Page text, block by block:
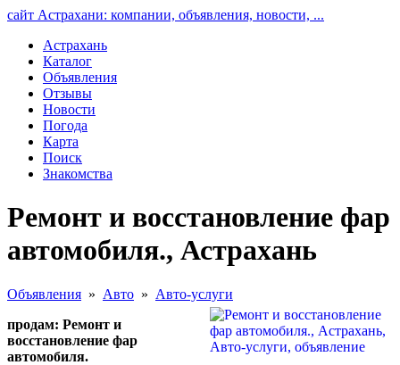
сайт Астрахани: компании, объявления, новости, ...
Астрахань
Каталог
Объявления
Отзывы
Новости
Погода
Карта
Поиск
Знакомства
Ремонт и восстановление фар
автомобиля., Астрахань
Объявления » Авто » Авто-услуги
продам: Ремонт и
восстановление фар
автомобиля.